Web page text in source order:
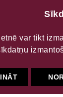
var tikt